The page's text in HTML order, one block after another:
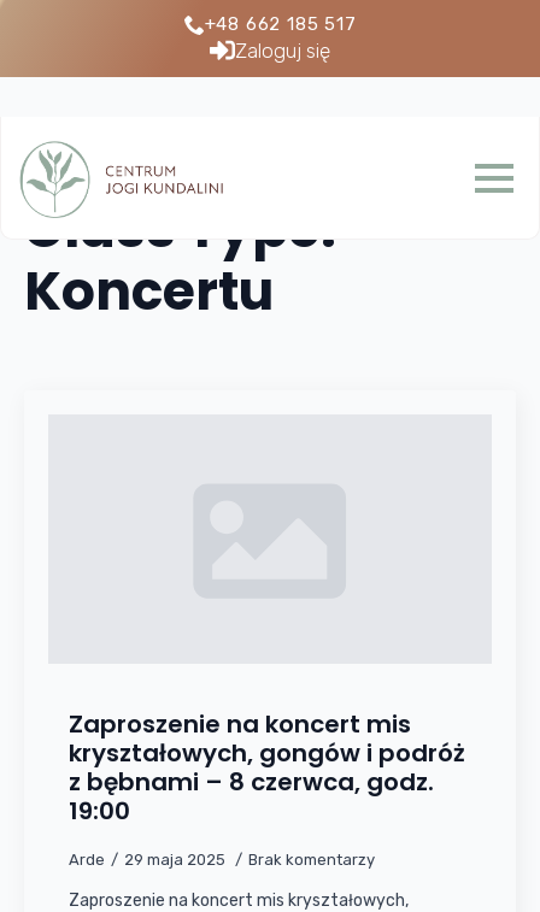
+48 662 185 517
Zaloguj się
Class Type:
Koncertu
Zaproszenie na koncert mis
kryształowych, gongów i podróż
z bębnami – 8 czerwca, godz.
19:00
Arde 29 maja 2025 Brak komentarzy
Zaproszenie na koncert mis kryształowych,